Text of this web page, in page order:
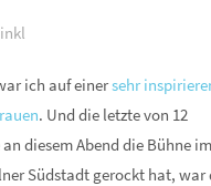
ich auf einersehr
. Und die letzte von 12
diesem Abend die Bühne
Südstadt gerockt hat, war